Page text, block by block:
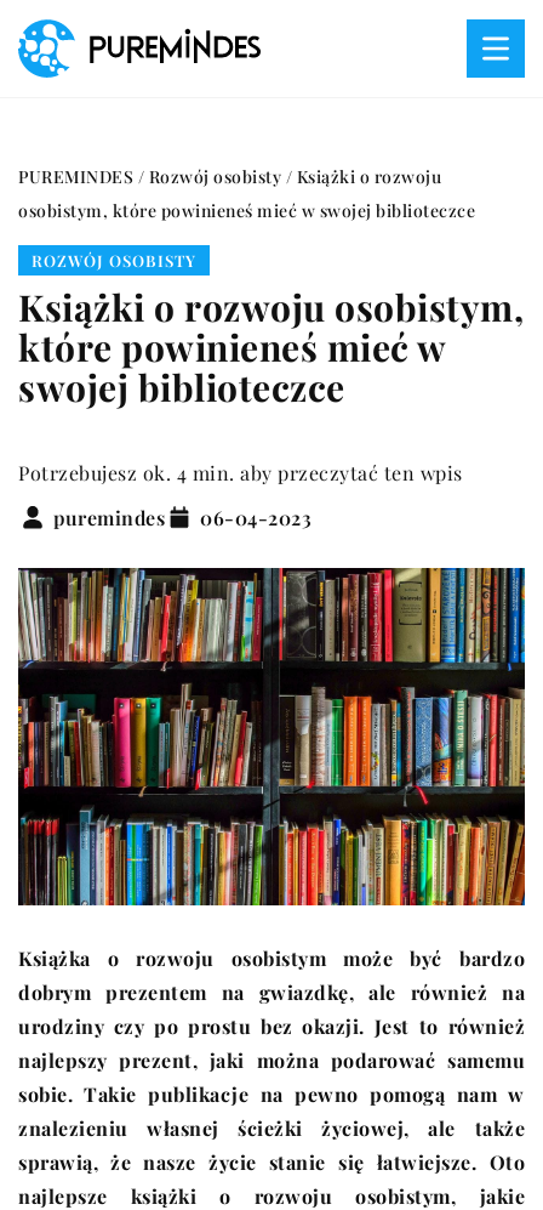
PUREMINDES / Rozwój osobisty / Książki o rozwoju
osobistym, które powinieneś mieć w swojej biblioteczce
ROZWÓJ OSOBISTY
Książki o rozwoju osobistym,
które powinieneś mieć w
swojej biblioteczce
Potrzebujesz ok. 4 min. aby przeczytać ten wpis
puremindes
06-04-2023
Książka o rozwoju osobistym może być bardzo
dobrym prezentem na gwiazdkę, ale również na
urodziny czy po prostu bez okazji. Jest to również
najlepszy prezent, jaki można podarować samemu
sobie. Takie publikacje na pewno pomogą nam w
znalezieniu własnej ścieżki życiowej, ale także
sprawią, że nasze życie stanie się łatwiejsze. Oto
najlepsze książki o rozwoju osobistym, jakie